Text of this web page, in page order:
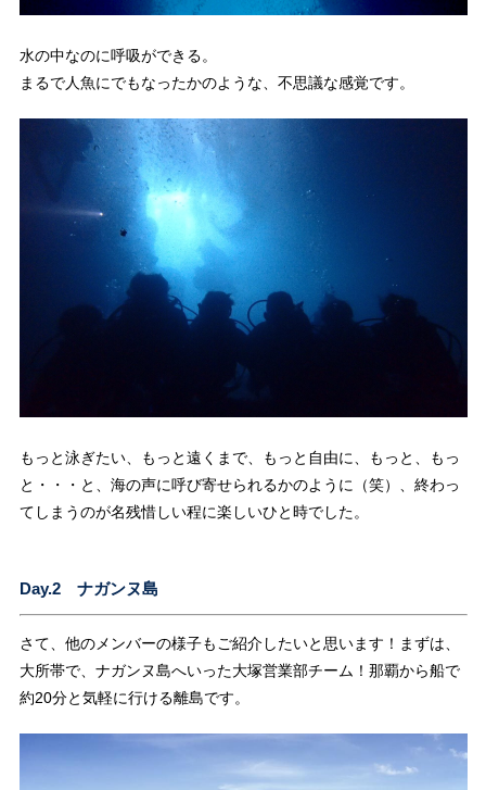
水の中なのに呼吸ができる。
まるで人魚にでもなったかのような、不思議な感覚です。
もっと泳ぎたい、もっと遠くまで、もっと自由に、もっと、もっ
と・・・と、海の声に呼び寄せられるかのように（笑）、終わっ
てしまうのが名残惜しい程に楽しいひと時でした。
Day.2 ナガンヌ島
さて、他のメンバーの様子もご紹介したいと思います！まずは、
大所帯で、ナガンヌ島へいった大塚営業部チーム！那覇から船で
約20分と気軽に行ける離島です。